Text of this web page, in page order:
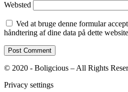
Websted
Ved at bruge denne formular
håndtering af dine data på dette
© 2020 - Boligcious – All Rights
Privacy settings